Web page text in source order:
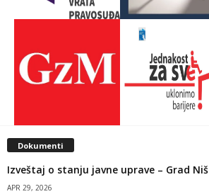
Dokumenti
Izveštaj o stanju javne uprave – Grad Niš
APR 29, 2026